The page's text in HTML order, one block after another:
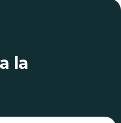
la